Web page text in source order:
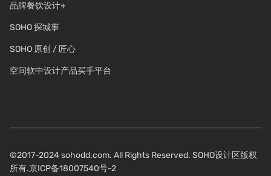
品牌餐饮设计+
SOHO 探城事
SOHO 原创 / 匠心
空间软中设计产品买手平台
©2017-2024 sohodd.com. All Rights Reserved. SOHO设计区版权
所有.京ICP备18007540号-2